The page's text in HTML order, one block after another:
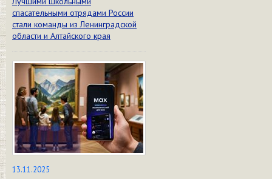
спасательными отрядами России
стали команды из Ленинградской
области и Алтайского края
13.11.2025